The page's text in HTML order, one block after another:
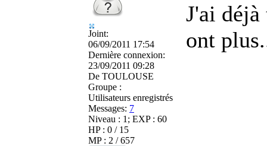
Joint:
06/09/2011 17:54
Dernière connexion:
23/09/2011 09:28
De TOULOUSE
Groupe :
Utilisateurs enregistrés
Messages: 7
Niveau : 1; EXP : 60
HP : 0 / 15
MP : 2 / 657
J'ai déjà
ont